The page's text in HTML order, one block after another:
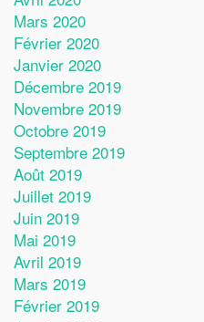
Mars 2020
Février 2020
Janvier 2020
Décembre 2019
Novembre 2019
Octobre 2019
Septembre 2019
Août 2019
Juillet 2019
Juin 2019
Mai 2019
Avril 2019
Mars 2019
Février 2019